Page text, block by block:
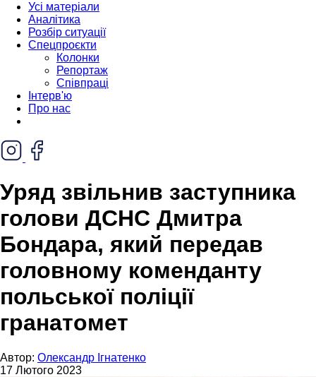
Усі матеріали
Аналітика
Розбір ситуації
Спецпроєкти
Колонки
Репортаж
Співпраці
Інтерв'ю
Про нас
Уряд звільнив заступника
голови ДСНС Дмитра
Бондара, який передав
головному коменданту
польської поліції
гранатомет
Автор: Олександр Ігнатенко
17 Лютого 2023